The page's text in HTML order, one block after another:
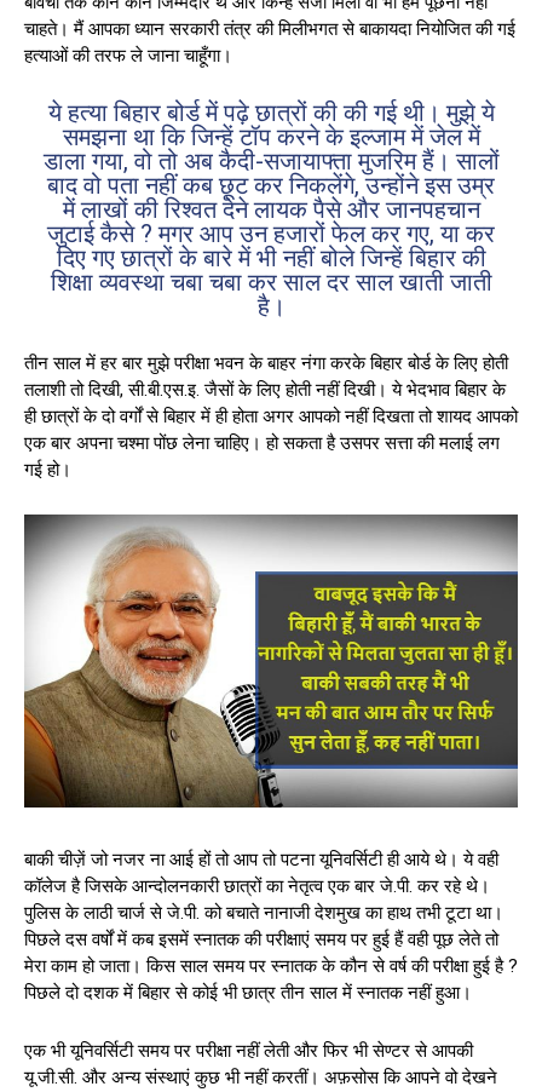
चाहते। मैं आपका ध्यान सरकारी तंत्र की मिलीभगत से बाकायदा नियोजित की गई
हत्याओं की तरफ ले जाना चाहूँगा।
ये हत्या बिहार बोर्ड में पढ़े छात्रों की की गई थी। मुझे ये
समझना था कि जिन्हें टॉप करने के इल्जाम में जेल में
डाला गया, वो तो अब कैदी-सजायाफ्ता मुजरिम हैं। सालों
बाद वो पता नहीं कब छूट कर निकलेंगे, उन्होंने इस उम्र
में लाखों की रिश्वत देने लायक पैसे और जानपहचान
जुटाई कैसे ? मगर आप उन हजारों फेल कर गए, या कर
दिए गए छात्रों के बारे में भी नहीं बोले जिन्हें बिहार की
शिक्षा व्यवस्था चबा चबा कर साल दर साल खाती जाती
है।
तीन साल में हर बार मुझे परीक्षा भवन के बाहर नंगा करके बिहार बोर्ड के लिए होती
तलाशी तो दिखी, सी.बी.एस.इ. जैसों के लिए होती नहीं दिखी। ये भेदभाव बिहार के
ही छात्रों के दो वर्गों से बिहार में ही होता अगर आपको नहीं दिखता तो शायद आपको
एक बार अपना चश्मा पोंछ लेना चाहिए। हो सकता है उसपर सत्ता की मलाई लग
गई हो।
बाकी चीज़ें जो नजर ना आई हों तो आप तो पटना यूनिवर्सिटी ही आये थे। ये वही
कॉलेज है जिसके आन्दोलनकारी छात्रों का नेतृत्व एक बार जे.पी. कर रहे थे।
पुलिस के लाठी चार्ज से जे.पी. को बचाते नानाजी देशमुख का हाथ तभी टूटा था।
पिछले दस वर्षों में कब इसमें स्नातक की परीक्षाएं समय पर हुई हैं वही पूछ लेते तो
मेरा काम हो जाता। किस साल समय पर स्नातक के कौन से वर्ष की परीक्षा हुई है ?
पिछले दो दशक में बिहार से कोई भी छात्र तीन साल में स्नातक नहीं हुआ।
एक भी यूनिवर्सिटी समय पर परीक्षा नहीं लेती और फिर भी सेण्टर से आपकी
यू.जी.सी. और अन्य संस्थाएं कुछ भी नहीं करतीं। अफ़सोस कि आपने वो देखने